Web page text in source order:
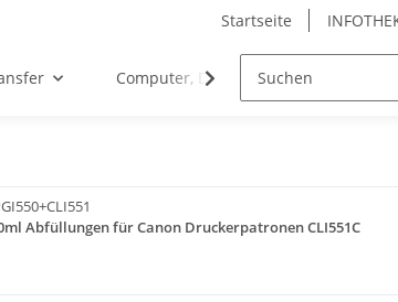
Startseite
Computer, Drucker & Bürobedarf
Abfüllungen für Canon Druckerpatronen CLI551C